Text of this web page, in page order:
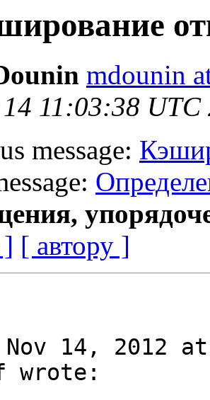
mdounin
14 11:03:38 UTC
message:
[ автору ]
Nov 14, 2012
wrote: